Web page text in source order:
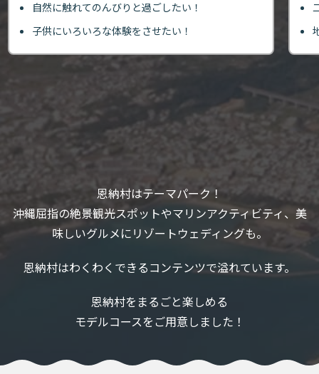
恩納村はテーマパーク！
沖縄屈指の絶景観光スポットやマリンアクティビティ、美
味しいグルメにリゾートウェディングも。
恩納村はわくわくできるコンテンツで溢れています。
恩納村をまるごと楽しめる
モデルコースをご用意しました！
自然に触れてのんびりと過ごしたい！
子供にいろいろな体験をさせたい！